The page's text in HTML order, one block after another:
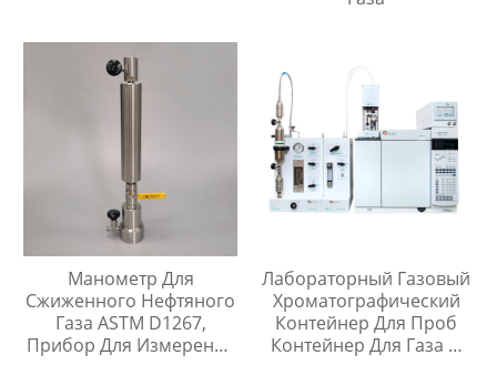
Манометр Для
Сжиженного Нефтяного
Газа ASTM D1267,
Прибор Для Измерения
Лабораторный Газовый
Хроматографический
Контейнер Для Проб
Контейнер Для Газа И